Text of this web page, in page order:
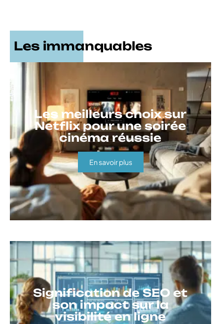
Les immanquables
Les meilleurs choix sur
Netflix pour une soirée
cinéma réussie
En savoir plus
Signification de SEO et
son impact sur la
visibilité en ligne